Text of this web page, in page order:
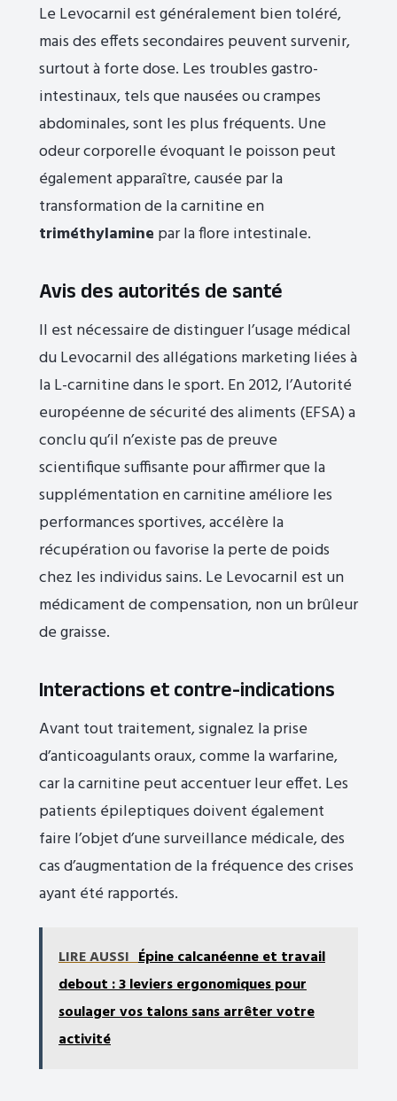
Le Levocarnil est généralement bien toléré,
mais des effets secondaires peuvent survenir,
surtout à forte dose. Les troubles gastro-
intestinaux, tels que nausées ou crampes
abdominales, sont les plus fréquents. Une
odeur corporelle évoquant le poisson peut
également apparaître, causée par la
transformation de la carnitine en
triméthylamine par la flore intestinale.
Avis des autorités de santé
Il est nécessaire de distinguer l’usage médical
du Levocarnil des allégations marketing liées à
la L-carnitine dans le sport. En 2012, l’Autorité
européenne de sécurité des aliments (EFSA) a
conclu qu’il n’existe pas de preuve
scientifique suffisante pour affirmer que la
supplémentation en carnitine améliore les
performances sportives, accélère la
récupération ou favorise la perte de poids
chez les individus sains. Le Levocarnil est un
médicament de compensation, non un brûleur
de graisse.
Interactions et contre-indications
Avant tout traitement, signalez la prise
d’anticoagulants oraux, comme la warfarine,
car la carnitine peut accentuer leur effet. Les
patients épileptiques doivent également
faire l’objet d’une surveillance médicale, des
cas d’augmentation de la fréquence des crises
ayant été rapportés.
LIRE AUSSI Épine calcanéenne et travail
debout : 3 leviers ergonomiques pour
soulager vos talons sans arrêter votre
activité